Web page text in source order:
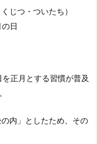
じつ・ついたち）
日
正月とする習慣が普及
内」としたため、その